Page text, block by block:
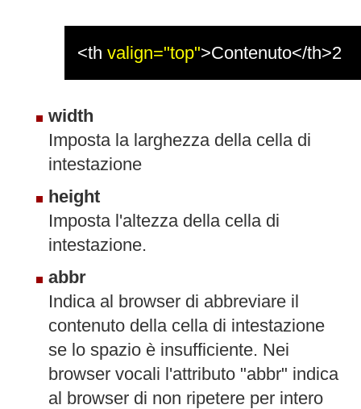
<th valign="top">Contenuto</th>2
width
Imposta la larghezza della cella di
intestazione
height
Imposta l'altezza della cella di
intestazione.
abbr
Indica al browser di abbreviare il
contenuto della cella di intestazione
se lo spazio è insufficiente. Nei
browser vocali l'attributo "abbr" indica
al browser di non ripetere per intero